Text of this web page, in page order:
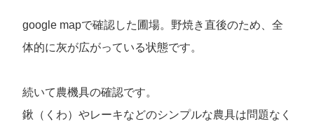
google mapで確認した圃場。野焼き直後のため、全
体的に灰が広がっている状態です。
続いて農機具の確認です。
鍬（くわ）やレーキなどのシンプルな農具は問題なく